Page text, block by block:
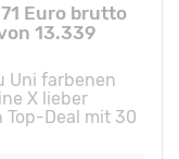
Euro brutto
13.339
Uni farbenen
X lieber
Deal mit 30